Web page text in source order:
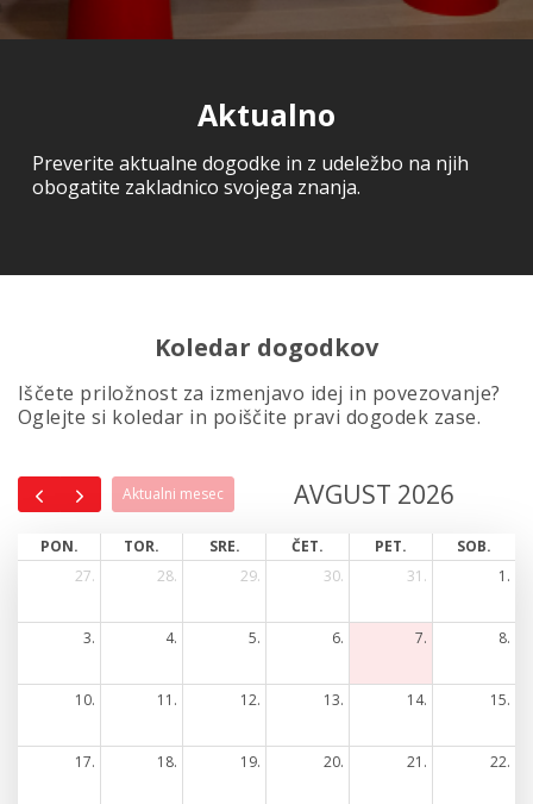
Aktualno
Preverite aktualne dogodke in z udeležbo na njih
obogatite zakladnico svojega znanja.
Koledar dogodkov
Iščete priložnost za izmenjavo idej in povezovanje?
Oglejte si koledar in poiščite pravi dogodek zase.
Aktualni mesec AVGUST 2026
PON. TOR. SRE. ČET. PET.
SOB.
27.
28. 29. 30. 31. 1.
3. 4. 5. 6. 7. 8.
10. 11. 12. 13. 14. 15.
17. 18. 19. 20. 21. 22.